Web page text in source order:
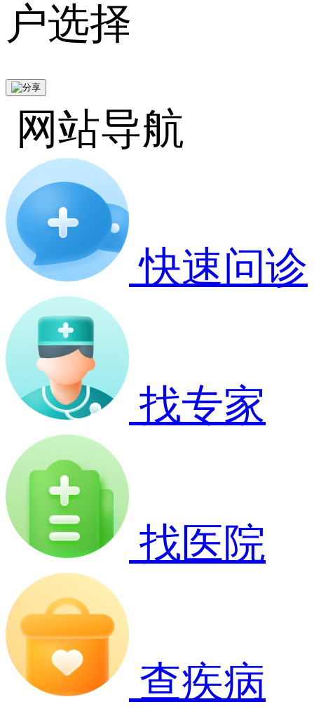
户选择
网站导航
快速问诊
找专家
找医院
查疾病